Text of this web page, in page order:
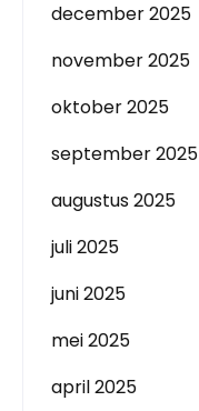
december 2025
november 2025
oktober 2025
september 2025
augustus 2025
juli 2025
juni 2025
mei 2025
april 2025